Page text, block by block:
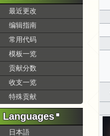
最近更改
编辑指南
常用代码
模板一览
贡献分数
收支一览
特殊贡献
Languages
日本語